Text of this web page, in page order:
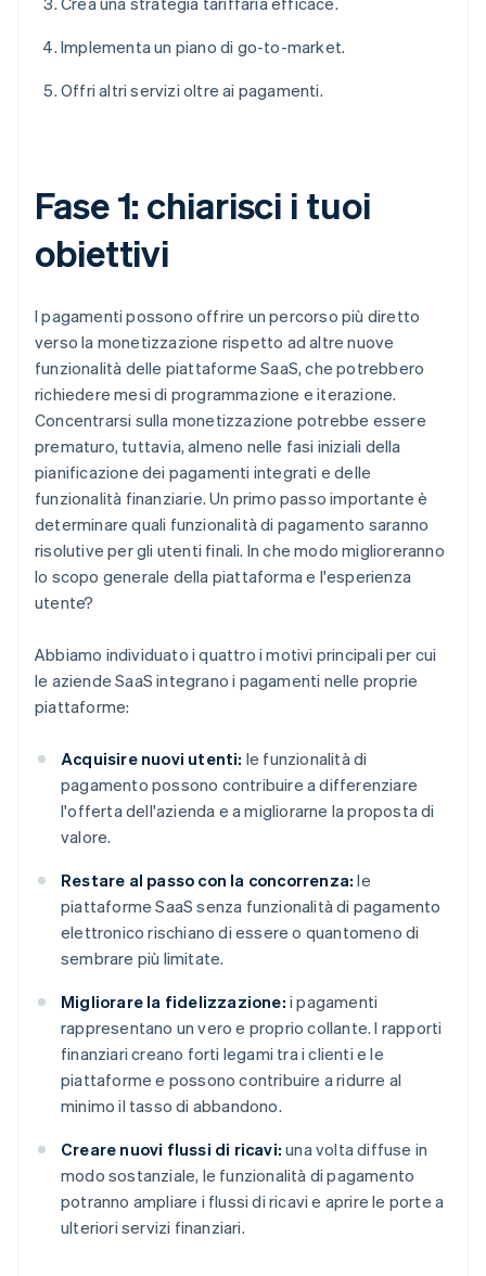
Implementa un piano di go-to-market.
Offri altri servizi oltre ai pagamenti.
Fase 1: chiarisci i tuoi
obiettivi
I pagamenti possono offrire un percorso più diretto
verso la monetizzazione rispetto ad altre nuove
funzionalità delle piattaforme SaaS, che potrebbero
richiedere mesi di programmazione e iterazione.
Concentrarsi sulla monetizzazione potrebbe essere
prematuro, tuttavia, almeno nelle fasi iniziali della
pianificazione dei pagamenti integrati e delle
funzionalità finanziarie. Un primo passo importante è
determinare quali funzionalità di pagamento saranno
risolutive per gli utenti finali. In che modo miglioreranno
lo scopo generale della piattaforma e l'esperienza
utente?
Abbiamo individuato i quattro i motivi principali per cui
le aziende SaaS integrano i pagamenti nelle proprie
piattaforme:
Acquisire nuovi utenti: le funzionalità di
pagamento possono contribuire a differenziare
l'offerta dell'azienda e a migliorarne la proposta di
valore.
Restare al passo con la concorrenza: le
piattaforme SaaS senza funzionalità di pagamento
elettronico rischiano di essere o quantomeno di
sembrare più limitate.
Migliorare la fidelizzazione: i pagamenti
rappresentano un vero e proprio collante. I rapporti
finanziari creano forti legami tra i clienti e le
piattaforme e possono contribuire a ridurre al
minimo il tasso di abbandono.
Creare nuovi flussi di ricavi: una volta diffuse in
modo sostanziale, le funzionalità di pagamento
potranno ampliare i flussi di ricavi e aprire le porte a
ulteriori servizi finanziari.